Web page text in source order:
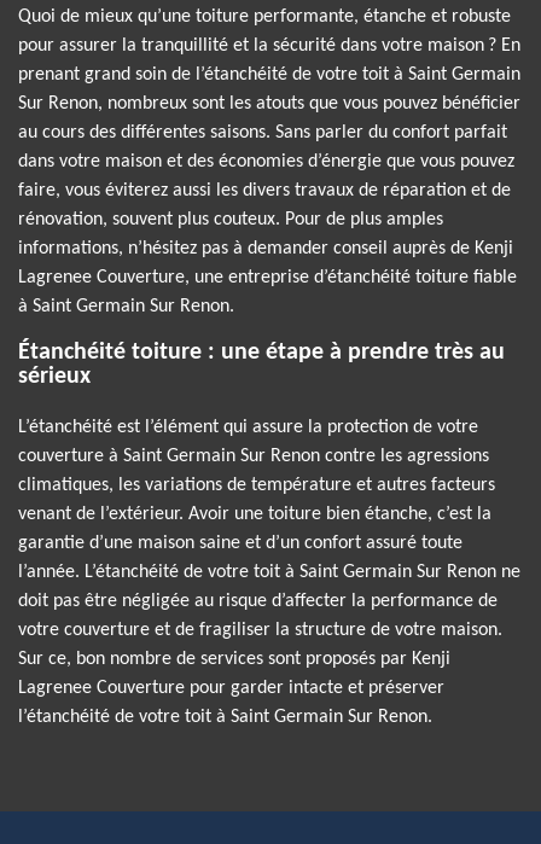
Quoi de mieux qu’une toiture performante, étanche et robuste
pour assurer la tranquillité et la sécurité dans votre maison ? En
prenant grand soin de l’étanchéité de votre toit à Saint Germain
Sur Renon, nombreux sont les atouts que vous pouvez bénéficier
au cours des différentes saisons. Sans parler du confort parfait
dans votre maison et des économies d’énergie que vous pouvez
faire, vous éviterez aussi les divers travaux de réparation et de
rénovation, souvent plus couteux. Pour de plus amples
informations, n’hésitez pas à demander conseil auprès de Kenji
Lagrenee Couverture, une entreprise d’étanchéité toiture fiable
à Saint Germain Sur Renon.
Étanchéité toiture : une étape à prendre très au
sérieux
L’étanchéité est l’élément qui assure la protection de votre
couverture à Saint Germain Sur Renon contre les agressions
climatiques, les variations de température et autres facteurs
venant de l’extérieur. Avoir une toiture bien étanche, c’est la
garantie d’une maison saine et d’un confort assuré toute
l’année. L’étanchéité de votre toit à Saint Germain Sur Renon ne
doit pas être négligée au risque d’affecter la performance de
votre couverture et de fragiliser la structure de votre maison.
Sur ce, bon nombre de services sont proposés par Kenji
Lagrenee Couverture pour garder intacte et préserver
l’étanchéité de votre toit à Saint Germain Sur Renon.